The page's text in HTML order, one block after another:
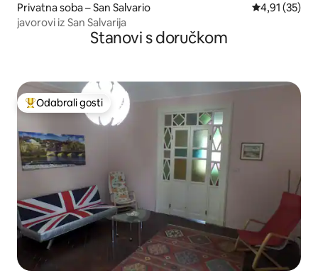
Privatna soba – San Salvario Prosječna
4,91 (35)
javorovi iz San Salvarija
Stanovi s doručkom
Među najviše rangiranima s oznakom „Odabrali gosti”
Odabrali gosti